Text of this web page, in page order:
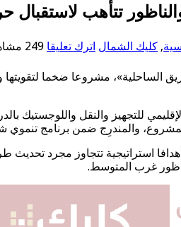
تتأهب لاستقبال
, كليك الشمال اترك تعليقا 249 مشاهدات
16، المعروفة بـ«الطريق الساحلية»،
للتجهيز والنقل واللوجستيك
والمندرِج ضمن برنامج تنموي
استراتيجية تتجاوز مجرد تحديث
غرب المتوسط.